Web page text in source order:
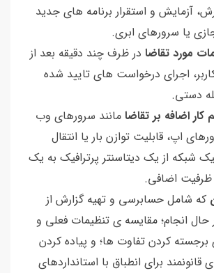
آزمایش و استقرار برنامه های جدید
یا سرورهای ابری.
مورد تقاضا در ظرف چند دقیقه بعد از
اجرای درخواست های تایید شده
دستی.
اضافه بر تقاضا مانند سرورهای وب
اپ، قابلیت توازن بار یا انتقال
شبکه از یک دیتاسنتر پرترافیک به یک
ظرفیت اضافی.
که شامل حسابرسی و تهیه گزارش از
حال انجام؛ مقایسه ی تنظیمات فعلی و
برجسته کردن تفاوت ها؛ و پیاده کردن
برای انطباق با استانداردهای